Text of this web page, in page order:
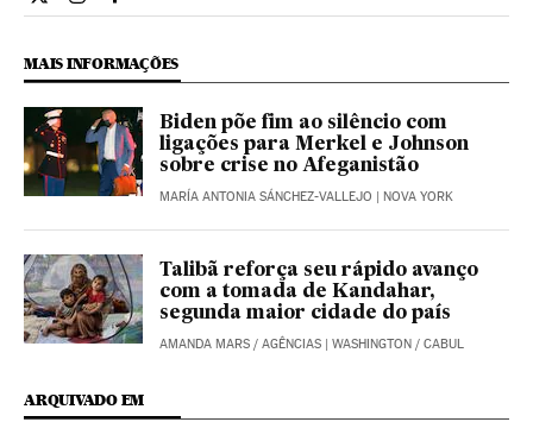
Internacional El País Brasil en Twitter
Internacional El País Brasil en Instagram
Internacional El País Brasil en Facebook
MAIS INFORMAÇÕES
Biden põe fim ao silêncio com
ligações para Merkel e Johnson
sobre crise no Afeganistão
MARÍA ANTONIA SÁNCHEZ-VALLEJO | NOVA YORK
Talibã reforça seu rápido avanço
com a tomada de Kandahar,
segunda maior cidade do país
AMANDA MARS / AGÊNCIAS | WASHINGTON / CABUL
ARQUIVADO EM